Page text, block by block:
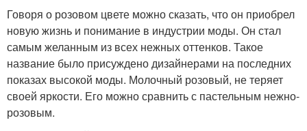
Говоря о розовом цвете можно сказать, что он приобрел
новую жизнь и понимание в индустрии моды. Он стал
самым желанным из всех нежных оттенков. Такое
название было присуждено дизайнерами на последних
показах высокой моды. Молочный розовый, не теряет
своей яркости. Его можно сравнить с пастельным нежно-
розовым.